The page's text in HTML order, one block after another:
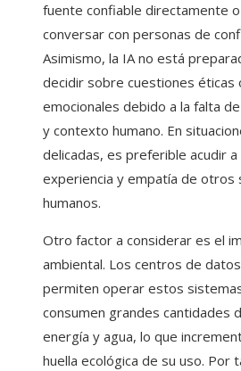
fuente confiable directamente o
conversar con personas de
Asimismo, la IA no está
decidir sobre cuestiones éticas
emocionales debido a la falta
y contexto humano. En
delicadas, es preferible acudir a
experiencia y empatía de otros
humanos.
Otro factor a considerar es el
ambiental. Los centros de
permiten operar estos
consumen grandes cantidades
energía y agua, lo que
huella ecológica de su uso. Por